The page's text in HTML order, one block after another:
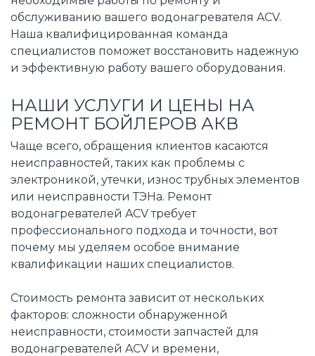
обслуживанию вашего водонагревателя ACV.
Наша квалифицированная команда
специалистов поможет восстановить надежную
и эффективную работу вашего оборудования.
НАШИ УСЛУГИ И ЦЕНЫ НА
РЕМОНТ БОЙЛЕРОВ АКВ
Чаще всего, обращения клиентов касаются
неисправностей, таких как проблемы с
электроникой, утечки, износ трубных элементов
или неисправности ТЭНа. Ремонт
водонагревателей ACV требует
профессионального подхода и точности, вот
почему мы уделяем особое внимание
квалификации наших специалистов.
Стоимость ремонта зависит от нескольких
факторов: сложности обнаруженной
неисправности, стоимости запчастей для
водонагревателей ACV и времени,